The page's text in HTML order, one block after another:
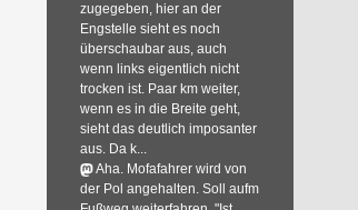
zugegeben, hier an der
Engstelle sieht es noch
überschaubar aus, auch
wenn links eigentlich nicht
trocken ist. Paar km weiter,
wenn es in die Breite geht,
sieht das deutlich imposanter
aus. Da k...
Aha. Mofafahrer wird von
der Pol angehalten. Soll aufm